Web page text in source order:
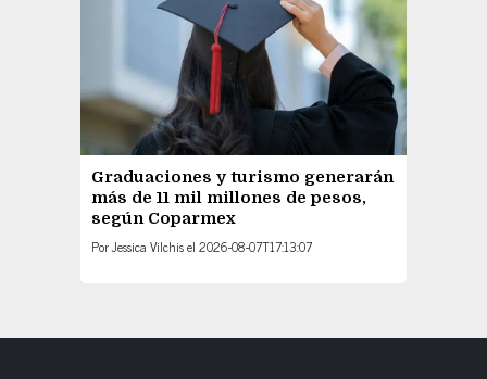
Graduaciones y turismo generarán
más de 11 mil millones de pesos,
según Coparmex
PorJessica Vilchisel 2026-08-07T17:13:07